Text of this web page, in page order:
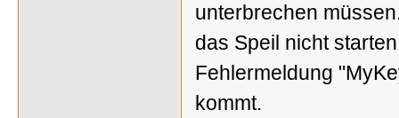
unterbrechen
das Speil nicht
Fehlermeldung
kommt.